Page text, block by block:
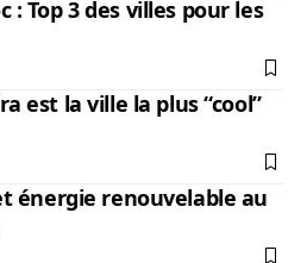
: Top 3 des villes pour les
est la ville la plus “cool”
énergie renouvelable au